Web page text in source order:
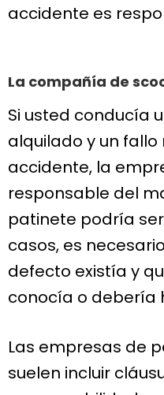
accidente es
La compañía de
Si usted conducía
alquilado y un
accidente, la
responsable del
patinete podría
casos, es
defecto existía y
conocía o debería
Las empresas de
suelen incluir